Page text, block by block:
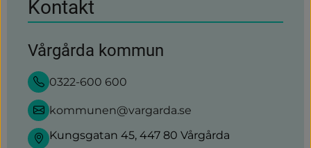
Kontakt
Vårgårda kommun
0322-600 600
kommunen@vargarda.se
Kungsgatan 45, 447 80 Vårgårda